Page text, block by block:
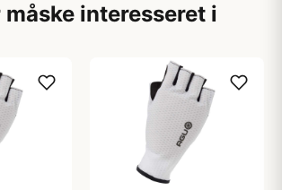
måske interesseret i